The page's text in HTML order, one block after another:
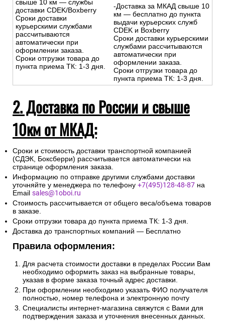
-Доставка за МКАД
свыше 10 км — службы
доставки CDEK/Boxberry
Сроки доставки
курьерскими службами
рассчитываются
автоматически при
Сроки отгрузки товара до
-Доставка за МКАД свыше 10
км — бесплатно до пункта
выдачи курьерских служб
CDEK и Boxberry
Сроки доставки курьерскими
службами рассчитываются
автоматически при
пункта приема ТК: 1-3 дня.
2. Доставка по России и свыше
10км от МКАД:
Сроки и стоимость доставки транспортной компанией
(СДЭК, Боксберри) рассчитывается автоматически на
странице оформления заказа.
Информацию по отправке другими службами доставки
уточняйте у менеджера по телефону
Email sales@1oboi.ru
Стоимость рассчитывается от общего веса/объема товаров
Сроки отгрузки товара до пункта приема ТК: 1-3 дня.
Правила оформления:
Для расчета стоимости доставки в пределах России Вам
необходимо оформить заказ на выбранные товары,
указав в форме заказа точный адрес доставки.
При оформлении необходимо указать ФИО получателя